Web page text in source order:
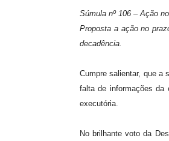
Súmula nº 106 – Ação
Proposta a ação no
decadência.
Cumpre salientar, que a
falta de informações da
executória.
No brilhante voto da